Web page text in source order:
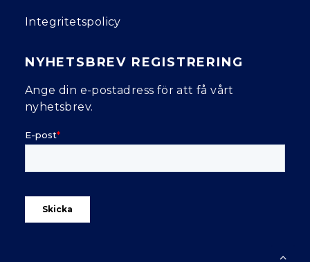
Integritetspolicy
NYHETSBREV REGISTRERING
Ange din e-postadress för att få vårt
nyhetsbrev.